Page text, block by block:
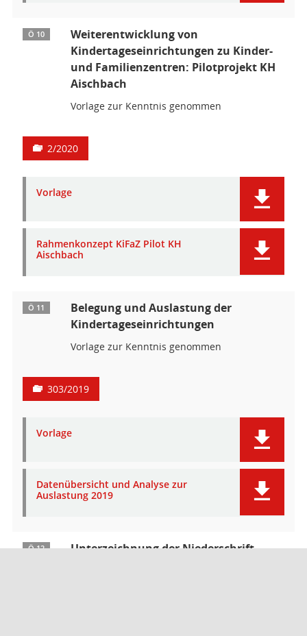
Ö 10
Weiterentwicklung von
Kindertageseinrichtungen zu Kinder-
und Familienzentren: Pilotprojekt KH
Aischbach
Vorlage zur Kenntnis genommen
2/2020
Vorlage
Rahmenkonzept KiFaZ Pilot KH
Aischbach
Ö 11
Belegung und Auslastung der
Kindertageseinrichtungen
Vorlage zur Kenntnis genommen
303/2019
Vorlage
Datenübersicht und Analyse zur
Auslastung 2019
Ö 12 Unterzeichnung der Niederschrift